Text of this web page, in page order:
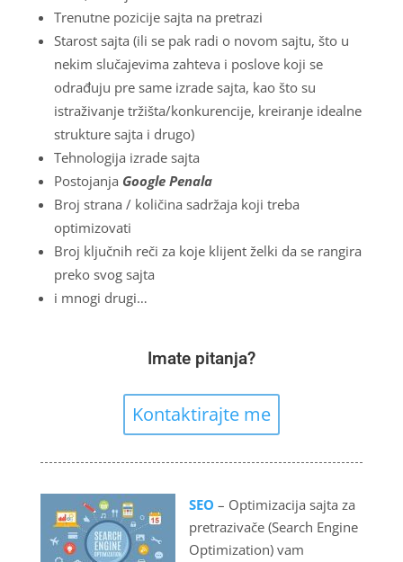
Trenutne pozicije sajta na pretrazi
Starost sajta (ili se pak radi o novom sajtu, što u
nekim slučajevima zahteva i poslove koji se
odrađuju pre same izrade sajta, kao što su
istraživanje tržišta/konkurencije, kreiranje idealne
strukture sajta i drugo)
Tehnologija izrade sajta
Postojanja Google Penala
Broj strana / količina sadržaja koji treba
optimizovati
Broj ključnih reči za koje klijent želki da se rangira
preko svog sajta
i mnogi drugi…
Imate pitanja?
Kontaktirajte me
SEO – Optimizacija sajta za
pretrazivače (Search Engine
Optimization) vam